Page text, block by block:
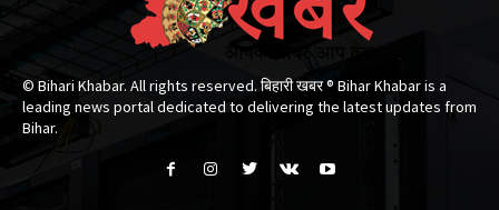
© Bihari Khabar. All rights reserved. बिहारी खबर ®​ Bihar Khabar is a
leading news portal dedicated to delivering the latest updates from
Bihar.